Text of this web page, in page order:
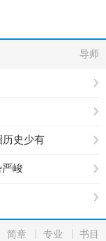
导师
历史少有
峻
简章 专业 书目